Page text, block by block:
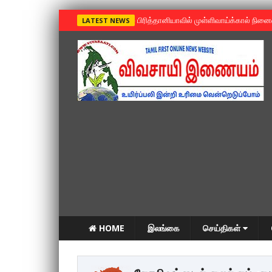
LATEST NEWS »பிரித்தானியாவில் முள்ளிவாய்க்கால்
HOME இலங்கை செய்திகள்